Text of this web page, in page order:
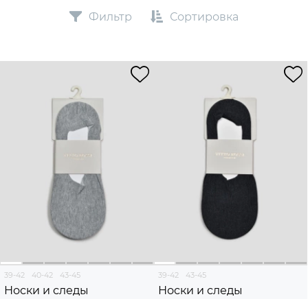
Фильтр Сортировка
39-42 40-42 43-45
Носки и следы
39-42 43-45
Носки и следы